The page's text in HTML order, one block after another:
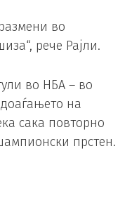
во
рече Рајли.
во НБА – во
доаѓањето на
сака повторно
прстен.